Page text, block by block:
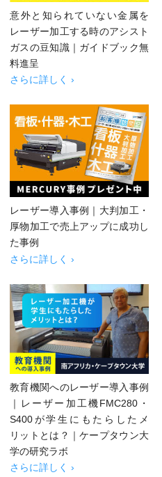
意外と知られていない金属を
レーザー加工する時のアシスト
ガスの豆知識｜ガイドブック無
料進呈
さらに詳しく ›
レーザー導入事例｜大判加工・
厚物加工で売上アップに成功し
た事例
さらに詳しく ›
教育機関へのレーザー導入事例
｜レーザー加工機FMC280・
S400が学生にもたらしたメ
リットとは？｜ケープタウン大
学の研究ラボ
さらに詳しく ›